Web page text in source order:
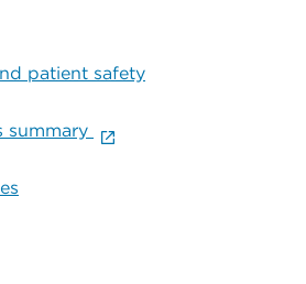
patient safety
summary